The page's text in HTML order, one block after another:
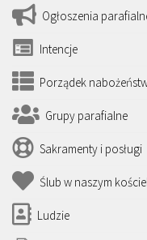
Ogłoszenia
Intencje
Porządek
Grupy parafialne
Sakramenty i posługi
Ślub w naszym
Ludzie